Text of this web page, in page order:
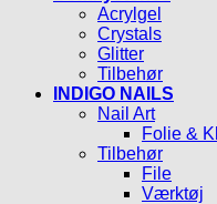
Acrylgel
Crystals
Glitter
Tilbehør
INDIGO NAILS
Nail Art
Folie &
Tilbehør
File
Værktøj